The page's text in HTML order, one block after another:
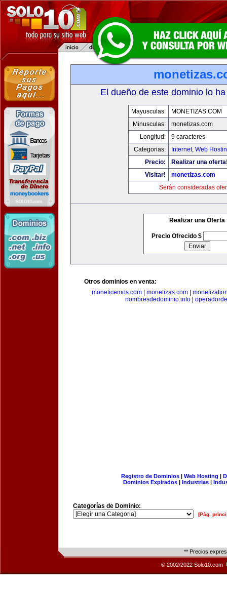
El dueño de este dominio lo
Mayusculas:
MONETIZAS.COM
Minusculas:
monetizas.com
Longitud:
9 caracteres
Categorias:
Internet, Web
Precio:
Realizar una
Visitar!
monetizas.com
Serán consideradas
Realizar una Oferta
Precio Ofrecido $
Otros dominios en venta:
moneticemos.com
monetizas.com
nombresdedominio.info
Registro de Dominios| Web Hosting |
Dominios Expirados | Industrias |
Categorías de Dominio:
[Pág.
** Precios
© 2002/2022 Solo10.com